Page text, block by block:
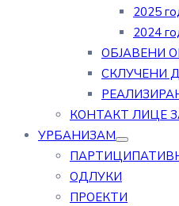
2025
2024
ОБЈАВЕНИ
СКЛУЧЕНИ
КОНТАКТ ЛИЦЕ
УРБАНИЗАМ
ОДЛУКИ
ПРОЕКТИ